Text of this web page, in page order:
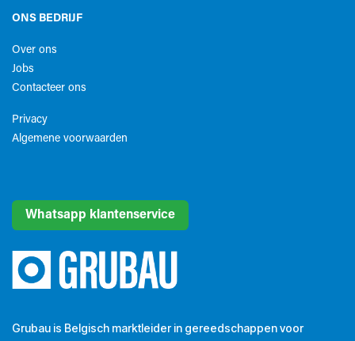
ONS BEDRIJF
Over ons
Jobs
Contacteer ons
Privacy
Algemene voorwaarden​
Whatsapp klantenservice
Grubau is Belgisch marktleider in gereedschappen voor